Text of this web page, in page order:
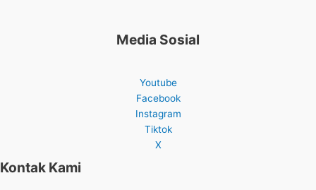
Media Sosial
Youtube
Facebook
Instagram
Tiktok
X
Kontak Kami